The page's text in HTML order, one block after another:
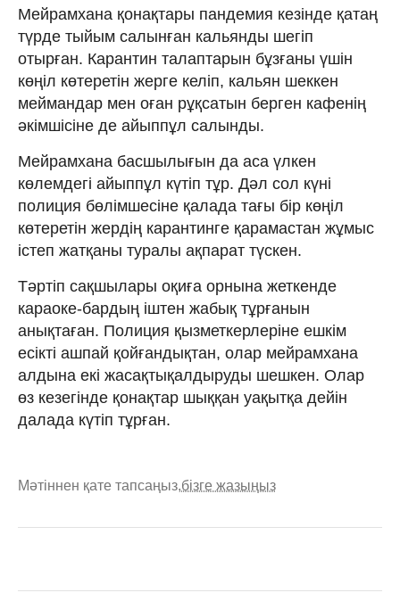
Мейрамхана қонақтары пандемия кезінде қатаң
түрде тыйым салынған кальянды шегіп
отырған. Карантин талаптарын бұзғаны үшін
көңіл көтеретін жерге келіп, кальян шеккен
меймандар мен оған рұқсатын берген кафенің
әкімшісіне де айыппұл салынды.
Мейрамхана басшылығын да аса үлкен
көлемдегі айыппұл күтіп тұр. Дәл сол күні
полиция бөлімшесіне қалада тағы бір көңіл
көтеретін жердің карантинге қарамастан жұмыс
істеп жатқаны туралы ақпарат түскен.
Тәртіп сақшылары оқиға орнына жеткенде
караоке-бардың іштен жабық тұрғанын
анықтаған. Полиция қызметкерлеріне ешкім
есікті ашпай қойғандықтан, олар мейрамхана
алдына екі жасақтықалдыруды шешкен. Олар
өз кезегінде қонақтар шыққан уақытқа дейін
далада күтіп тұрған.
Мәтіннен қате тапсаңыз,бізге жазыңыз